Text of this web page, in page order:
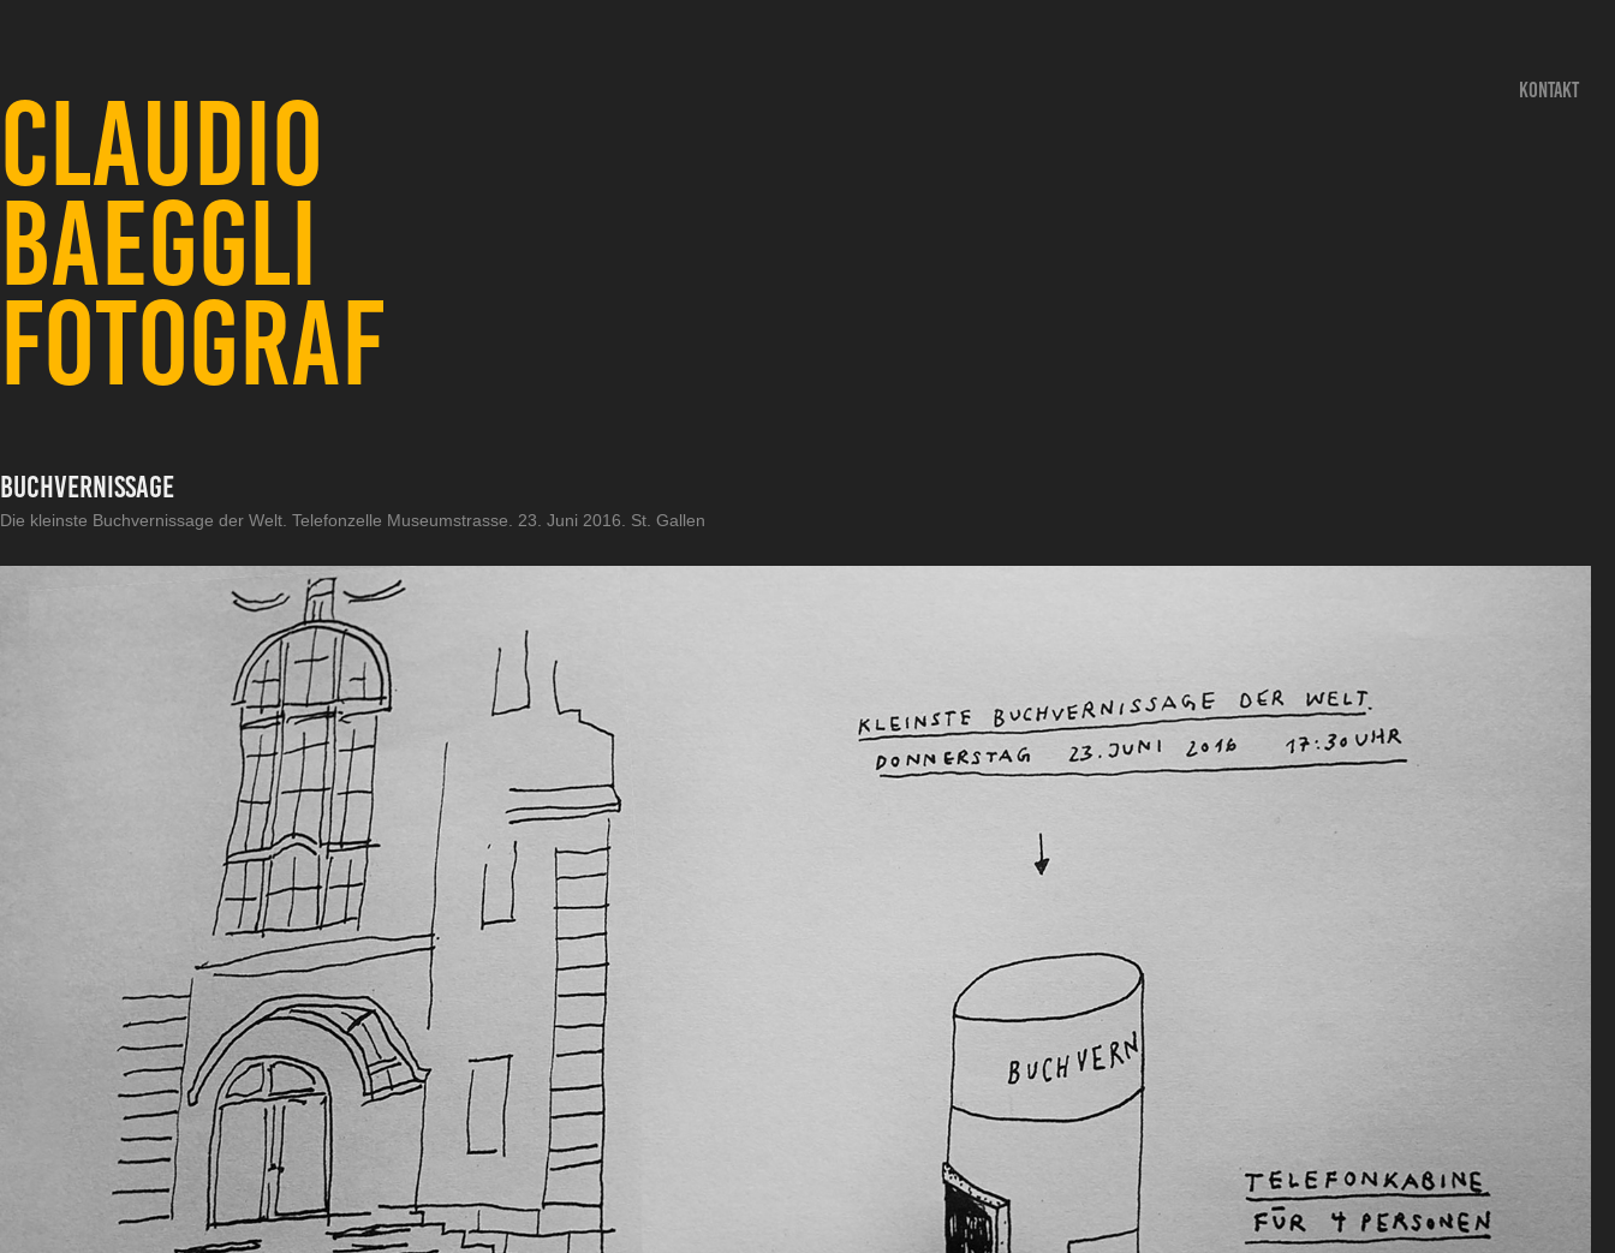
CLAUDIO
BAEGGLI
FOTOGRAF
KONTAKT
Buchvernissage
Die kleinste Buchvernissage der Welt. Telefonzelle Museumstrasse. 23. Juni 2016. St. Gallen